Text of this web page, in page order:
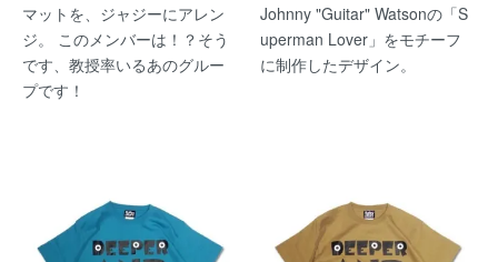
マットを、ジャジーにアレン
ジ。 このメンバーは！？そう
です、教授率いるあのグルー
プです！
Johnny "Guitar" Watsonの「S
uperman Lover」をモチーフ
に制作したデザイン。